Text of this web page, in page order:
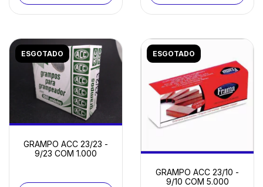
ESGOTADO
GRAMPO ACC 23/23 -
9/23 COM 1.000
ESGOTADO
GRAMPO ACC 23/10 -
9/10 COM 5.000